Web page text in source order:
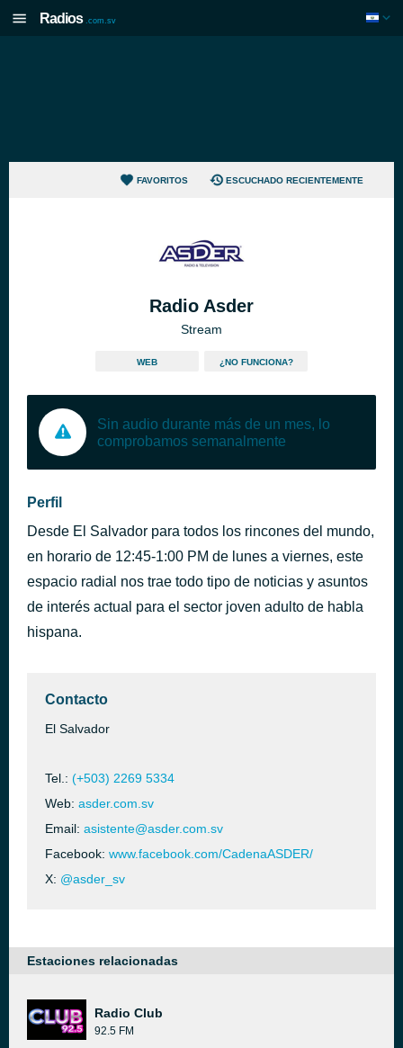
Radios .com.sv
FAVORITOS ESCUCHADO RECIENTEMENTE
Radio Asder
Stream
WEB ¿NO FUNCIONA?
Sin audio durante más de un mes, lo
comprobamos semanalmente
Perfil
Desde El Salvador para todos los rincones del mundo,
en horario de 12:45-1:00 PM de lunes a viernes, este
espacio radial nos trae todo tipo de noticias y asuntos
de interés actual para el sector joven adulto de habla
hispana.
Contacto
El Salvador
Tel.: (+503) 2269 5334
Web: asder.com.sv
Email: asistente@asder.com.sv
Facebook: www.facebook.com/CadenaASDER/
X: @asder_sv
Estaciones relacionadas
Radio Club
92.5 FM